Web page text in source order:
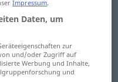
Impressum.
Daten, um
zur
und/oder Zugriff auf
Werbung und Inhalte,
und